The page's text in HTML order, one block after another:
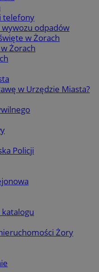
telefony
odpadów
w Żorach
Żorach
w Urzędzie Miasta?
Policji
Żory